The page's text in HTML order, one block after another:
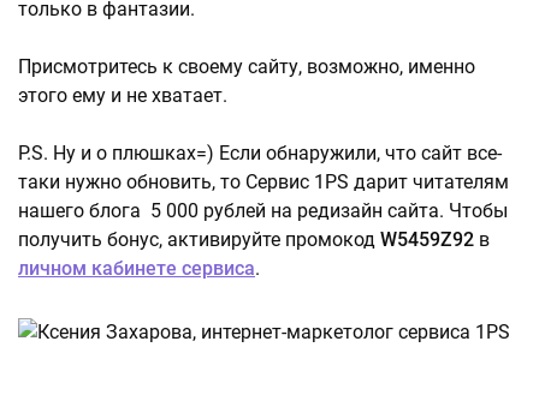
только в фантазии.
Присмотритесь к своему сайту, возможно, именно
этого ему и не хватает.
P.S. Ну и о плюшках=) Если обнаружили, что сайт все-
таки нужно обновить, то Сервис 1PS дарит читателям
нашего блога 5 000 рублей на редизайн сайта. Чтобы
получить бонус, активируйте промокод W5459Z92 в
личном кабинете сервиса.